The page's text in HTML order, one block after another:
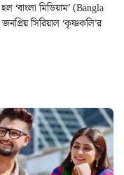
মিডিয়াম’ (Bangla
সিরিয়াল ‘কৃষ্ণকলি’র